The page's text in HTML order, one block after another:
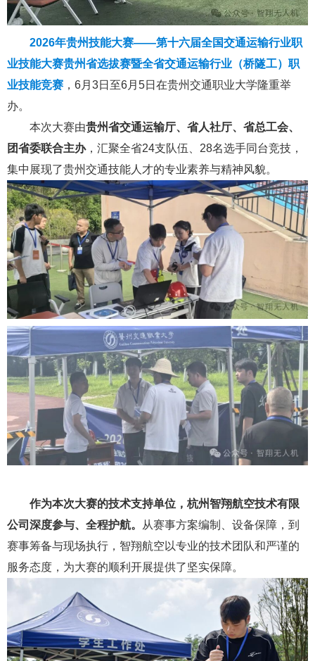
2026年贵州技能大赛——第十六届全国交通运输行业职
业技能大赛贵州省选拔赛暨全省交通运输行业（桥隧工）职
业技能竞赛 ，6月3日至6月5日在贵州交通职业大学隆重举
办。
本次大赛由贵州省交通运输厅、省人社厅、省总工会、
团省委联合主办，汇聚全省24支队伍、28名选手同台竞技，
集中展现了贵州交通技能人才的专业素养与精神风貌。
作为本次大赛的技术支持单位，杭州智翔航空技术有限
公司深度参与、全程护航。
从赛事方案编制、设备保障，到
赛事筹备与现场执行，智翔航空以专业的技术团队和严谨的
服务态度，为大赛的顺利开展提供了坚实保障。